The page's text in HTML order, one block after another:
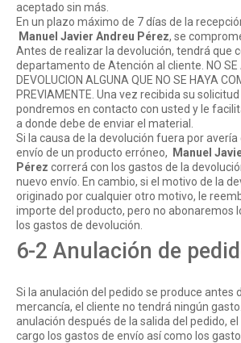
aceptado sin más.
En un plazo máximo de 7 días de la
Manuel Javier Andreu Pérez, se
Antes de realizar la devolución, tendrá que
departamento de Atención al cliente. NO SE
DEVOLUCION ALGUNA QUE NO SE HAYA
PREVIAMENTE. Una vez recibida su
pondremos en contacto con usted y le
a donde debe de enviar el material.
Si la causa de la devolución fuera por
envío de un producto erróneo,
Manuel
Pérez correrá con los gastos de la
nuevo envío. En cambio, si el motivo de la
originado por cualquier otro motivo, le
importe del producto, pero no abonaremos
los gastos de devolución.
6-2 Anulación de
Si la anulación del pedido se produce antes
mercancía, el cliente no tendrá ningún
anulación después de la salida del pedido,
cargo los gastos de envío así como los